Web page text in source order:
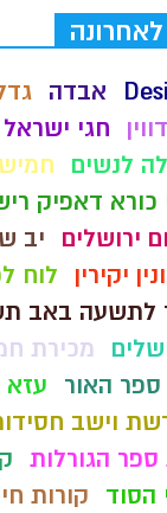
אבדה
חגי
לנשים
כורא דאפיק
ירושלים
יב
יקירין
לוח
לתשעה באב
מכירת חמץ
ספר האור
עזא
וישב
הגורלות
הסוד
קורות